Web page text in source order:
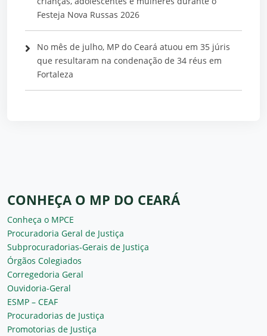
Festeja Nova Russas 2026
No mês de julho, MP do Ceará atuou em 35 júris
que resultaram na condenação de 34 réus em
Fortaleza
CONHEÇA O MP DO CEARÁ
Conheça o MPCE
Procuradoria Geral de Justiça
Subprocuradorias-Gerais de Justiça
Órgãos Colegiados
Corregedoria Geral
Ouvidoria-Geral
ESMP – CEAF
Procuradorias de Justiça
Promotorias de Justiça